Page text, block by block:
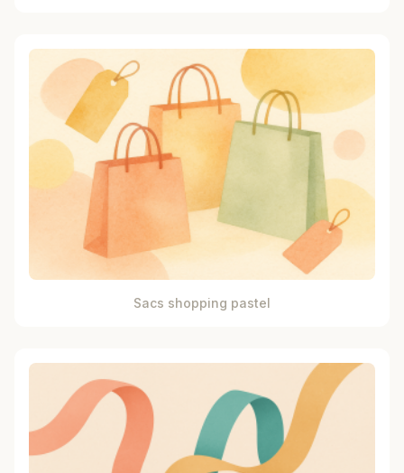
Sacs shopping pastel